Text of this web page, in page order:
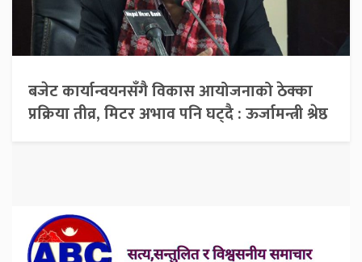
बजेट कार्यान्वयनसँगै विकास आयोजनाको ठेक्का
प्रक्रिया तीव्र, मिटर अभाव पनि घट्दै : ऊर्जामन्त्री श्रेष्ठ